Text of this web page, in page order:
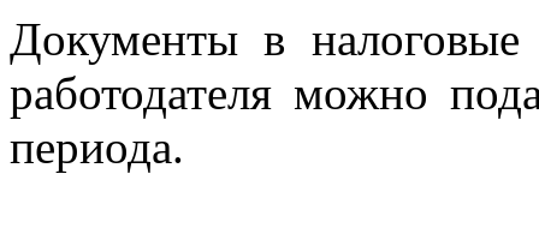
Документы в
работодателя можно
периода.